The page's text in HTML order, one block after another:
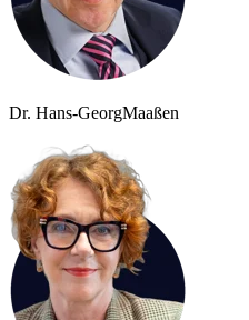
Dr. Hans-GeorgMaaßen